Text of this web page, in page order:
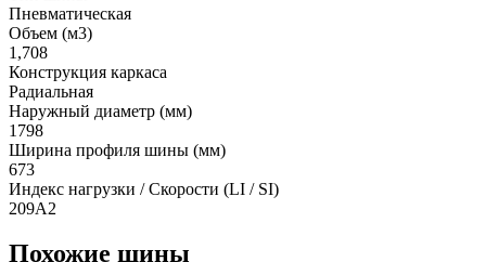
Пневматическая
Объем (м3)
1,708
Конструкция каркаса
Радиальная
Наружный диаметр (мм)
1798
Ширина профиля шины (мм)
673
Индекс нагрузки / Скорости (LI / SI)
209A2
Похожие шины